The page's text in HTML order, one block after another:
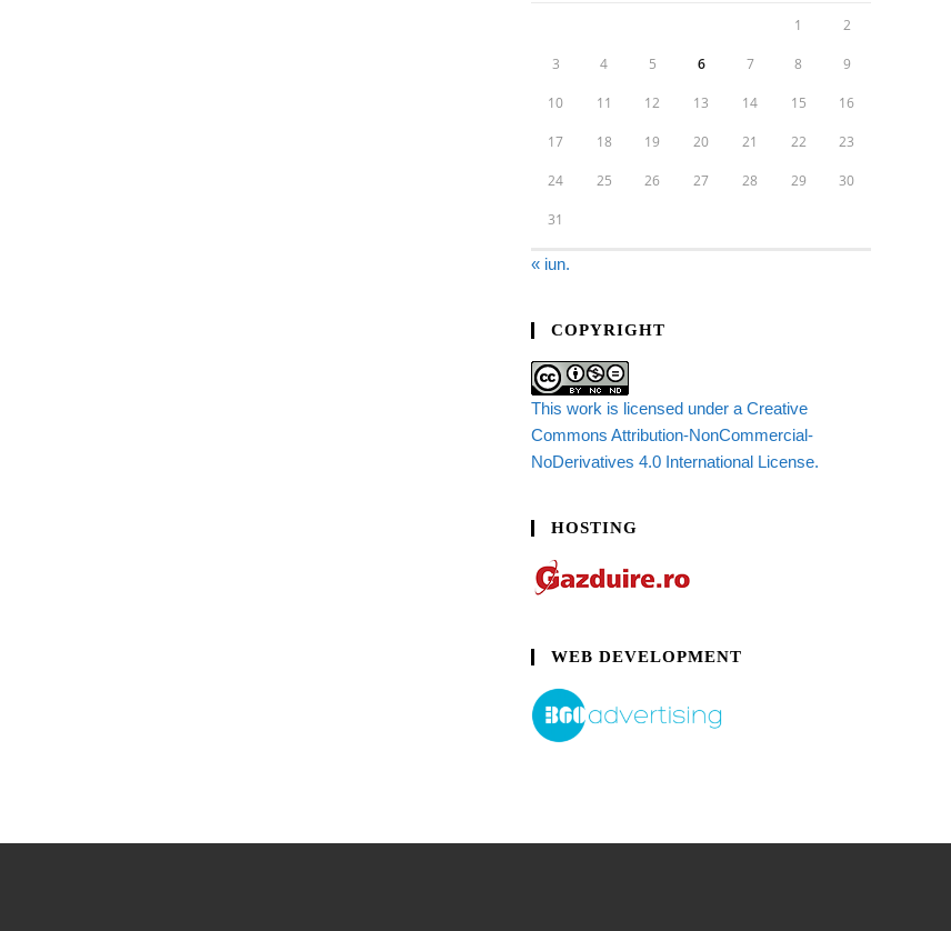
1 2
3 4 5 6 7 8 9
10 11 12 13 14 15 16
17 18 19 20 21 22 23
24 25 26 27 28 29 30
31
« iun.
COPYRIGHT
This work is licensed under a Creative
Commons Attribution-NonCommercial-
NoDerivatives 4.0 International License.
HOSTING
WEB DEVELOPMENT